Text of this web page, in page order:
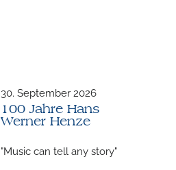
30. September 2026
100 Jahre Hans
Werner Henze
"Music can tell any story"